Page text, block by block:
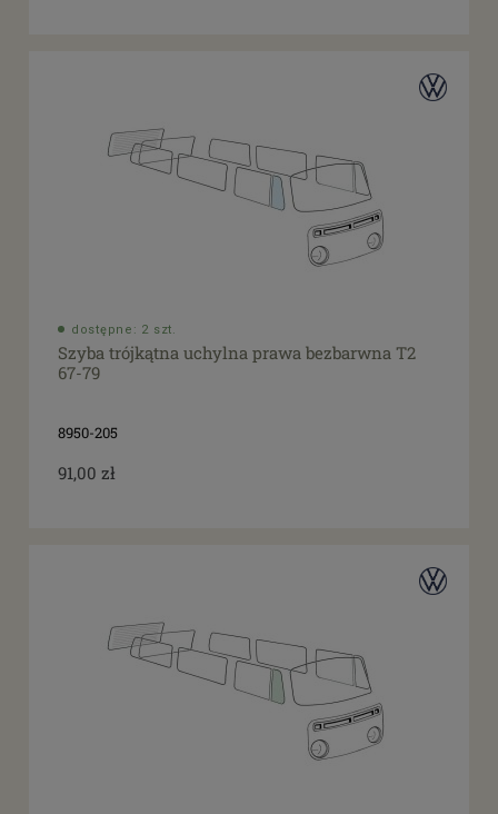
dostępne: 2 szt.
Szyba trójkątna uchylna prawa bezbarwna T2
67-79
8950-205
91,00 zł